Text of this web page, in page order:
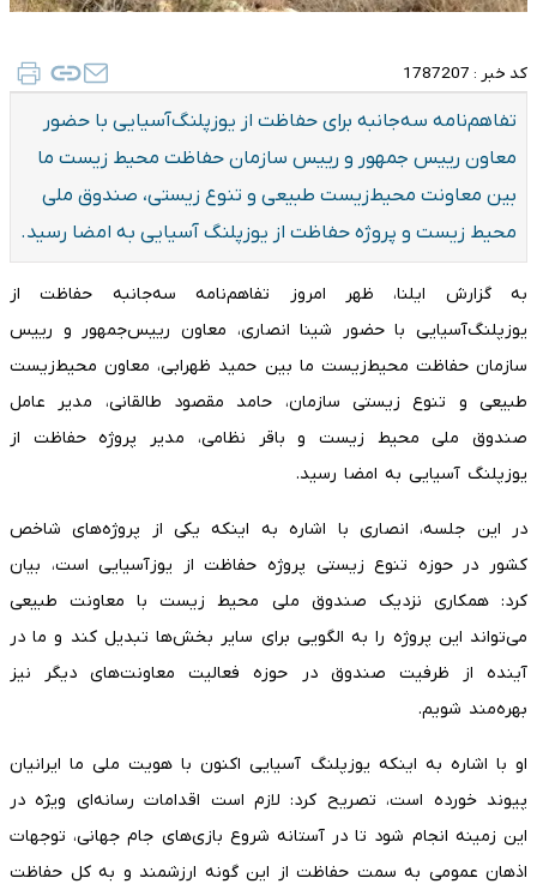
کد خبر : 1787207
​تفاهم‌نامه سه‌جانبه برای حفاظت از یوزپلنگ‌آسیایی با حضور
معاون رییس جمهور و رییس سازمان حفاظت محیط زیست ما
بین معاونت محیط‌زیست طبیعی و تنوع زیستی، صندوق ملی
محیط زیست و پروژه حفاظت از یوزپلنگ آسیایی به امضا رسید.
به گزارش ایلنا، ظهر امروز تفاهم‌نامه سه‌جانبه حفاظت از
یوزپلنگ‌آسیایی با حضور شینا انصاری، معاون رییس‌جمهور و رییس
سازمان حفاظت محیط‌زیست ما بین حمید ظهرابی، معاون محیط‌زیست
طبیعی و تنوع زیستی سازمان، حامد مقصود طالقانی، مدیر عامل
صندوق ملی محیط زیست و باقر نظامی، مدیر پروژه حفاظت از
یوزپلنگ آسیایی به امضا رسید.
در این جلسه، انصاری با اشاره به اینکه یکی از پروژه‌های شاخص
کشور در حوزه تنوع زیستی پروژه حفاظت از یوزآسیایی است، بیان
کرد: همکاری نزدیک صندوق ملی محیط زیست با معاونت طبیعی
می‌تواند این پروژه را به الگویی برای سایر بخش‌ها تبدیل کند و ما در
آینده از ظرفیت صندوق در حوزه فعالیت معاونت‌های دیگر نیز
بهره‌مند شویم.
او با اشاره به اینکه یوزپلنگ آسیایی اکنون با هویت ملی ما ایرانیان
پیوند خورده است، تصریح کرد: لازم است اقدامات رسانه‌ای ویژه در
این زمینه انجام شود تا در آستانه شروع بازی‌های جام جهانی، توجهات
اذهان عمومی به سمت حفاظت از این گونه ارزشمند و به کل حفاظت